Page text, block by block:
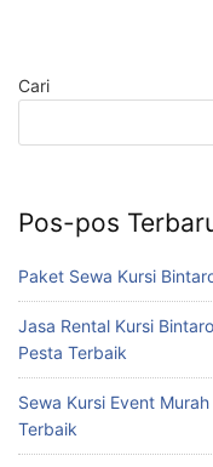
Cari
Pos-pos
Paket Sewa Kursi
Jasa Rental Kursi
Pesta Terbaik
Sewa Kursi Event
Terbaik